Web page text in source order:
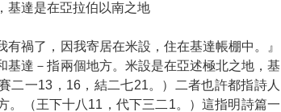
達是在亞拉伯以南之地
禍了，因我寄居在米設，住在基達帳棚中。』
基達－指兩個地方。米設是在亞述極北之地，基
二一13，16，結二七21。）二者也許都指詩人
。（王下十八11，代下三二1。）這指明詩篇一